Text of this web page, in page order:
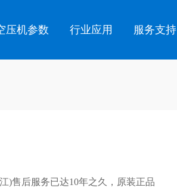
压机参数 行业应用 服务支持
)售后服务已达10年之久，原装正品